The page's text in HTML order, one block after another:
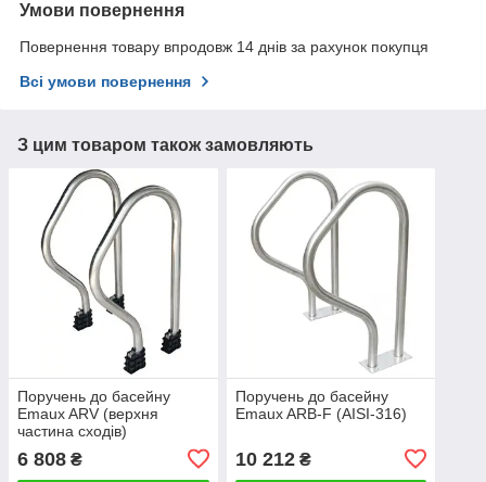
Умови повернення
Повернення товару впродовж 14 днів за рахунок покупця
Всі умови повернення
З цим товаром також замовляють
Поручень до басейну
Emaux ARV (верхня
частина сходів)
6 808 ₴
Поручень до басейну
Emaux ARB-F (AISI-316)
10 212₴